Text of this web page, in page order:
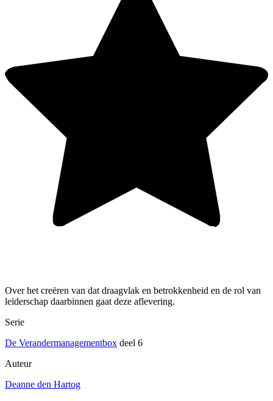
Over het creëren van dat draagvlak en betrokkenheid en de rol van
leiderschap daarbinnen gaat deze aflevering.
Serie
De Verandermanagementbox deel 6
Auteur
Deanne den Hartog